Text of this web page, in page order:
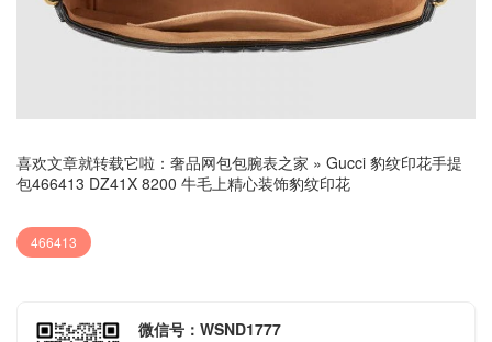
喜欢文章就转载它啦： 奢品网包包腕表之家 » Gucci 豹纹印花手提
包466413 DZ41X 8200 牛毛上精心装饰豹纹印花
466413
微信号：WSND1777